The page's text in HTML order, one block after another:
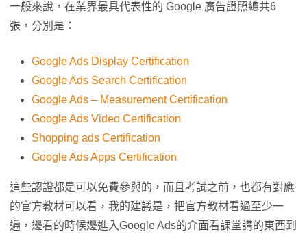
一般來說，在業界最具代表性的 Google 廣告證照總共6
張，分別是：
Google Ads Display Certification
Google Ads Search Certification
Google Ads – Measurement Certification
Google Ads Video Certification
Shopping ads Certification
Google Ads Apps Certification
這些認證都是可以免費參與的，而且考試之前，也都有對應
的官方教材可以看，我的建議是，把官方教材看過至少一
遍，邊看的時候邊進入Google Ads的介面看課堂講的東西到